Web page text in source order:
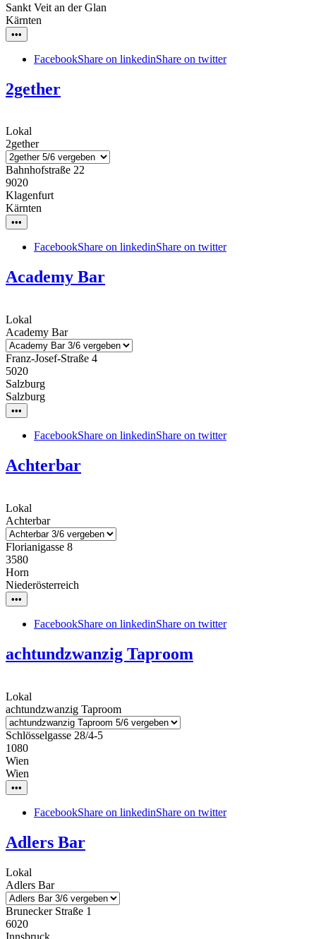
Sankt Veit an der Glan
Kärnten
•••
FacebookShare on linkedinShare on twitter
2gether
Lokal
2gether
Bahnhofstraße 22
9020
Klagenfurt
Kärnten
•••
FacebookShare on linkedinShare on twitter
Academy Bar
Lokal
Academy Bar
Franz-Josef-Straße 4
5020
Salzburg
Salzburg
•••
FacebookShare on linkedinShare on twitter
Achterbar
Lokal
Achterbar
Florianigasse 8
3580
Horn
Niederösterreich
•••
FacebookShare on linkedinShare on twitter
achtundzwanzig Taproom
Lokal
achtundzwanzig Taproom
Schlösselgasse 28/4-5
1080
Wien
Wien
•••
FacebookShare on linkedinShare on twitter
Adlers Bar
Lokal
Adlers Bar
Brunecker Straße 1
6020
Innsbruck